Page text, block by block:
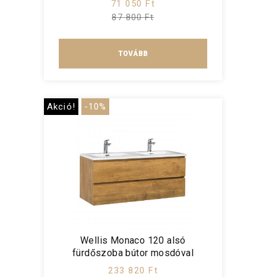
71 050 Ft
87 800 Ft
TOVÁBB
Akció! -10%
Wellis Monaco 120 alsó
fürdőszoba bútor mosdóval
233 820 Ft